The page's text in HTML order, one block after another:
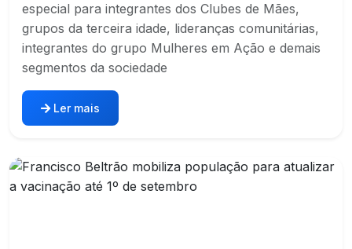
especial para integrantes dos Clubes de Mães,
grupos da terceira idade, lideranças comunitárias,
integrantes do grupo Mulheres em Ação e demais
segmentos da sociedade
Ler mais